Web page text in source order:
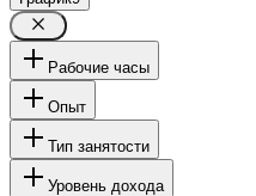
Рабочие часы
Опыт
Тип занятости
Уровень дохода